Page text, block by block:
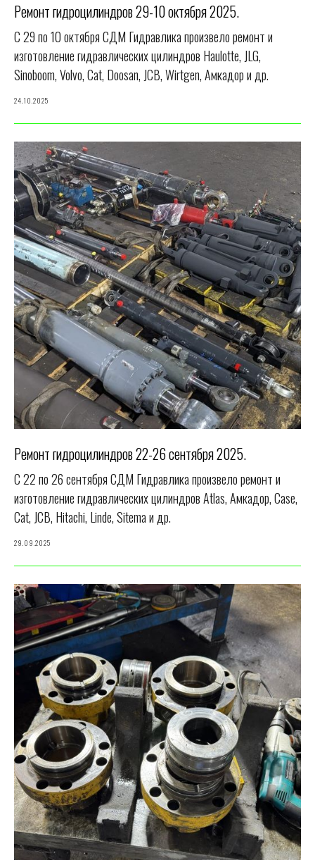
Ремонт гидроцилиндров 29-10 октября 2025.
С 29 по 10 октября СДМ Гидравлика произвело ремонт и
изготовление гидравлических цилиндров Haulotte, JLG,
Sinoboom, Volvo, Cat, Doosan, JCB, Wirtgen, Амкадор и др.
24.10.2025
Ремонт гидроцилиндров 22-26 сентября 2025.
С 22 по 26 сентября СДМ Гидравлика произвело ремонт и
изготовление гидравлических цилиндров Atlas, Амкадор, Case,
Cat, JCB, Hitachi, Linde, Sitema и др.
29.09.2025